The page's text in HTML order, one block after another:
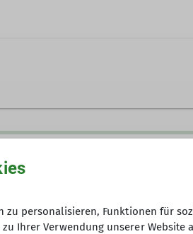
31.03.2024
zu personalisieren, Funktionen für
Ihrer Verwendung unserer